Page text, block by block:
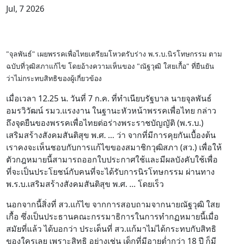
Jul, 7 2026
"จุลพันธ์" เผยพรรคเพื่อไทยเตรียมโหวตรับร่าง พ.ร.บ.นิรโทษกรรม ตาม
ฉบับที่วุฒิสภาแก้ไข โดยอ้างความเห็นของ "ณัฐวุฒิ ใสยเกื้อ" ที่ยืนยัน
ว่าไม่กระทบสิทธิของผู้เกี่ยวข้อง
เมื่อเวลา 12.25 น. วันที่ 7 ก.ค. ที่ทำเนียบรัฐบาล นายจุลพันธ์
อมรวิวัฒน์ รมว.แรงงาน ในฐานะหัวหน้าพรรคเพื่อไทย กล่าว
ถึงจุดยืนของพรรคเพื่อไทยต่อร่างพระราชบัญญัติ (พ.ร.บ.)
เสริมสร้างสังคมสันติสุข พ.ศ. … ว่า จากที่มีการคุยกันเบื้องต้น
เราคงจะเห็นชอบกับการแก้ไขของสมาชิกวุฒิสภา (สว.) เพื่อให้
ตัวกฎหมายนี้สามารถออกใบประกาศใช้และมีผลบังคับใช้เพื่อ
ที่จะเป็นประโยชน์กับคนที่จะได้รับการนิรโทษกรรม ผ่านทาง
พ.ร.บ.เสริมสร้างสังคมสันติสุข พ.ศ. … โดยเร็ว
นอกจากนี้สิ่งที่ สว.แก้ไข จากการสอบถามจากนายณัฐวุฒิ ใสย
เกื้อ ซึ่งเป็นประธานคณะกรรมาธิการในการทำกฏหมายนี้เมื่อ
สมัยที่แล้ว ได้บอกว่า ประเด็นที่ สว.แก้มาไม่ได้กระทบกับสิทธิ
ของใครเลย เพราะสิทธิ อย่างเช่น เด็กที่มีอายุต่ำกว่า 18 ปี ก็มี